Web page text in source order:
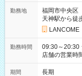
勤務地
福岡市中央区
天神駅から徒
LANCOME
勤務時間
09:30～20:30 シフト制／フルタイム（実働7.5h＋休憩1.5h） ※
店舗の営業時
期間 長期